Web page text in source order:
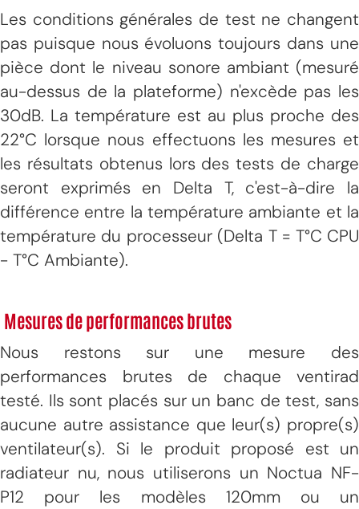
65W
RYZEN 7 1800X 95W
RYZEN 5 3600 65W
FX8370 BE 125W
A10-7890K 95W
RYZEN 3 1300X 65W
A8-7600 65W
Les conditions générales de test ne changent
pas puisque nous évoluons toujours dans une
pièce dont le niveau sonore ambiant (mesuré
au-dessus de la plateforme) n'excède pas les
30dB. La température est au plus proche des
22°C lorsque nous effectuons les mesures et
les résultats obtenus lors des tests de charge
seront exprimés en Delta T, c'est-à-dire la
différence entre la température ambiante et la
température du processeur (Delta T = T°C CPU
- T°C Ambiante).
Mesures de performances brutes
Nous restons sur une mesure des
performances brutes de chaque ventirad
testé. Ils sont placés sur un banc de test, sans
aucune autre assistance que leur(s) propre(s)
ventilateur(s). Si le produit proposé est un
radiateur nu, nous utiliserons un Noctua NF-
P12 pour les modèles 120mm ou un